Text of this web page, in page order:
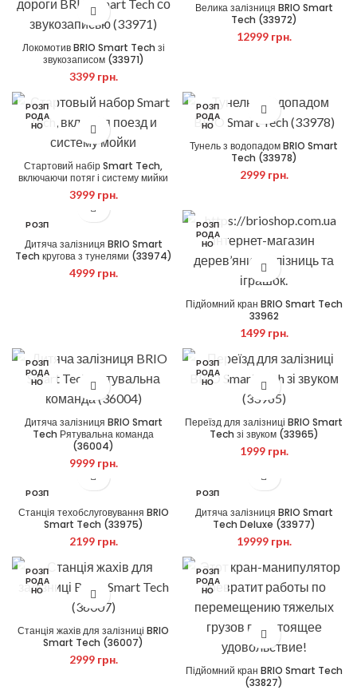
Локомотив BRIO Smart Tech зі
звукозаписом (33971)
3399 грн.
Велика залізниця BRIO Smart
Tech (33972)
12999 грн.
РОЗП
РОДА
НО
Стартовий набір Smart Tech,
включаючи потяг і систему мийки
3999 грн.
РОЗП
РОДА
НО
Тунель з водопадом BRIO Smart
Tech (33978)
2999 грн.
РОЗП
НО
Дитяча залізниця BRIO Smart
Tech кругова з тунелями (33974)
4999 грн.
РОЗП
РОДА
НО
Підйомний кран BRIO Smart Tech
33962
1499 грн.
РОЗП
РОДА
НО
Дитяча залізниця BRIO Smart
Tech Рятувальна команда
(36004)
9999 грн.
РОЗП
РОДА
НО
Переїзд для залізниці BRIO Smart
Tech зі звуком (33965)
1999 грн.
РОЗП
НО
Станція техобслуговування BRIO
Smart Tech (33975)
2199 грн.
РОЗП
НО
Дитяча залізниця BRIO Smart
Tech Deluxe (33977)
19999 грн.
РОЗП
РОДА
НО
Станція жахів для залізниці BRIO
Smart Tech (36007)
2999 грн.
РОЗП
РОДА
НО
Підйомний кран BRIO Smart Tech
(33827)